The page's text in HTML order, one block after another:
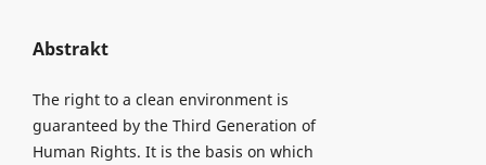
Abstrakt
The right to a clean environment is
guaranteed by the Third Generation of
Human Rights. It is the basis on which